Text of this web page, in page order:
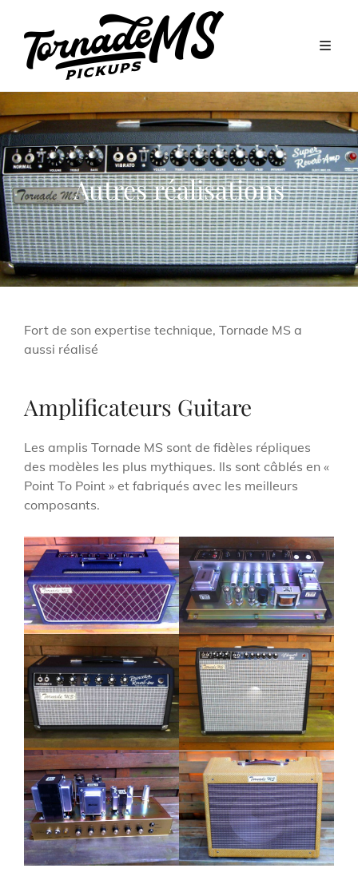
Autres réalisations
Fort de son expertise technique, Tornade MS a
aussi réalisé
Amplificateurs Guitare
Les amplis Tornade MS sont de fidèles répliques
des modèles les plus mythiques. Ils sont câblés en «
Point To Point » et fabriqués avec les meilleurs
composants.